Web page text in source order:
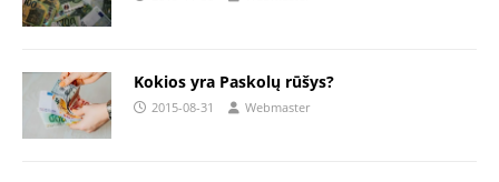
Kokios yra Paskolų rūšys?
2015-08-31 Webmaster